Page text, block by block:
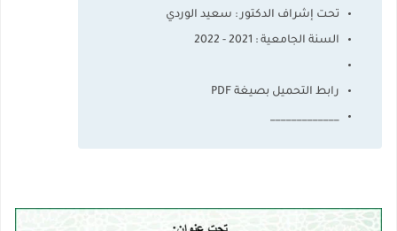
تحت إشراف الدكتور : سعيد الوردي
السنة الجامعية : 2021 - 2022
رابط التحميل بصيغة PDF
_____________